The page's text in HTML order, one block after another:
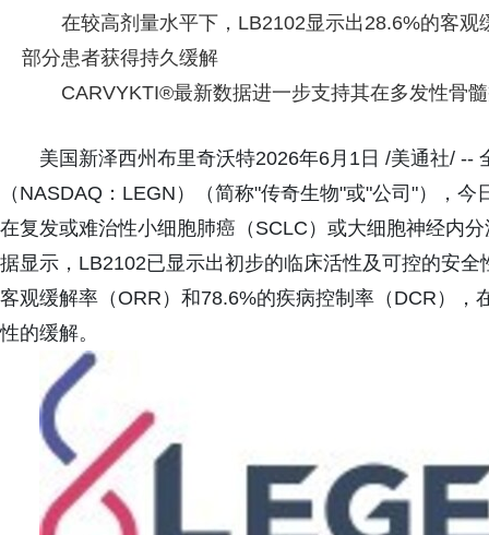
在较高剂量水平下，LB2102显示出28.6%的客
部分患者获得持久缓解
CARVYKTI®最新数据进一步支持其在多发性骨
美国新泽西州布里奇沃特2026年6月1日 /美通社/ --
（NASDAQ：LEGN）（简称"传奇生物"或"公司"），
在复发或难治性小细胞肺癌（SCLC）或大细胞神经内
据显示，LB2102已显示出初步的临床活性及可控的安
客观缓解率（ORR）和78.6%的疾病控制率（DCR）
性的缓解。